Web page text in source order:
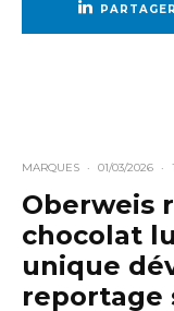
PARTAGER
MARQUES · 01/03/2026 ·
Oberweis
chocolat
unique
reportage